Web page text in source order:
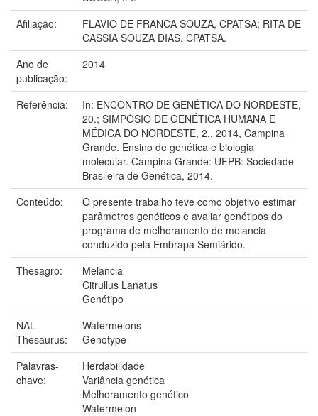
Afiliação:
FLAVIO DE FRANCA SOUZA, CPATSA; RITA DE
CASSIA SOUZA DIAS, CPATSA.
Ano de
publicação:
2014
Referência:
In: ENCONTRO DE GENÉTICA DO NORDESTE,
20.; SIMPÓSIO DE GENÉTICA HUMANA E
MÉDICA DO NORDESTE, 2., 2014, Campina
Grande. Ensino de genética e biologia
molecular. Campina Grande: UFPB: Sociedade
Brasileira de Genética, 2014.
Conteúdo:
O presente trabalho teve como objetivo estimar
parâmetros genéticos e avaliar genótipos do
programa de melhoramento de melancia
conduzido pela Embrapa Semiárido.
Thesagro:
Melancia
Citrullus Lanatus
Genótipo
NAL
Thesaurus:
Watermelons
Genotype
Palavras-
chave:
Herdabilidade
Variância genética
Melhoramento genético
Watermelon